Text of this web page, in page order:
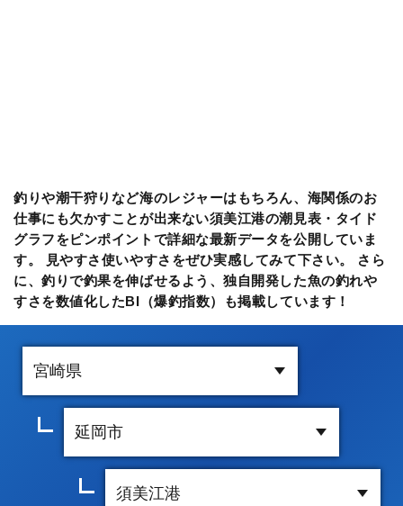
釣りや潮干狩りなど海のレジャーはもちろん、海関係のお
仕事にも欠かすことが出来ない須美江港の潮見表・タイド
グラフをピンポイントで詳細な最新データを公開していま
す。 見やすさ使いやすさをぜひ実感してみて下さい。 さら
に、釣りで釣果を伸ばせるよう、独自開発した魚の釣れや
すさを数値化したBI（爆釣指数）も掲載しています！